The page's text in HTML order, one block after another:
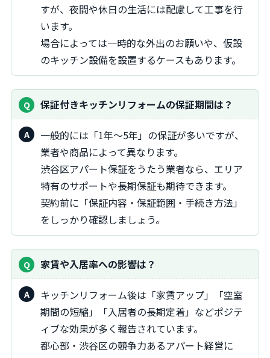
すが、夜間や休日の生活には配慮して工事を行
います。
場合によっては一時的な外出のお願いや、仮設
のキッチン設備を設置するケースもあります。
保証付きキッチンリフォームの保証期間は？
一般的には「1年～5年」の保証が多いですが、
業者や商品によって異なります。
渋谷区アパート保証をうたう業者なら、エリア
特有のサポートや長期保証も期待できます。
契約前に「保証内容・保証範囲・手続き方法」
をしっかり確認しましょう。
家賃や入居率への影響は？
キッチンリフォーム後は「家賃アップ」「空室
期間の短縮」「入居者の長期定着」などポジテ
ィブな効果が多く報告されています。
都心部・渋谷区の競争力あるアパート経営に